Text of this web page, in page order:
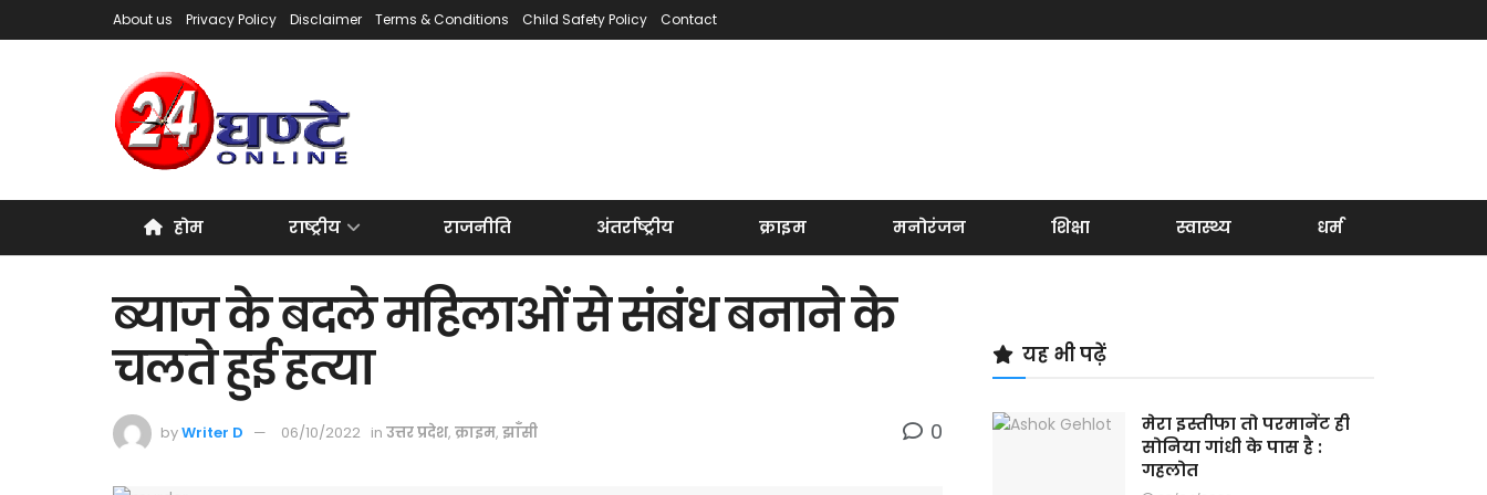
About us Privacy Policy Disclaimer Terms & Conditions Child Safety Policy Contact
होम राष्ट्रीय राजनीति अंतर्राष्ट्रीय क्राइम मनोरंजन शिक्षा स्वास्थ्य धर्म
ब्याज के बदले महिलाओं से संबंध बनाने के
चलते हुई हत्या
byWriter D 06/10/2022 in उत्तर प्रदेश, क्राइम, झाँसी 0
यह भी पढ़ें
मेरा इस्तीफा तो परमानेंट ही
सोनिया गांधी के पास है :
गहलोत